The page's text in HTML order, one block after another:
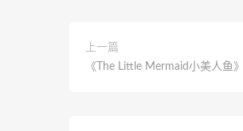
上一篇
《The Little Mermaid小美人鱼